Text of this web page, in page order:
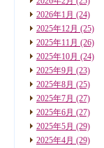
2026年1月 (24)
2025年12月 (25)
2025年11月 (26)
2025年10月 (24)
2025年9月 (23)
2025年8月 (25)
2025年7月 (27)
2025年6月 (27)
2025年5月 (29)
2025年4月 (29)